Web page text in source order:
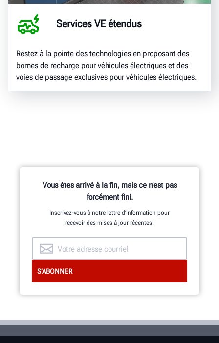
Services VE étendus
Restez à la pointe des technologies en proposant des
bornes de recharge pour véhicules électriques et des
voies de passage exclusives pour véhicules électriques.
Vous êtes arrivé à la fin, mais ce n’est pas
forcément fini.
Inscrivez-vous à notre lettre d’information pour
recevoir des mises à jour récentes!